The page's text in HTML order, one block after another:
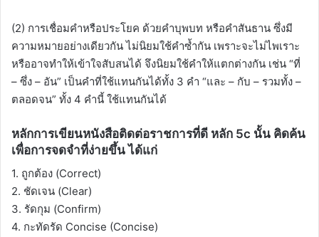
(2) การเชื่อมคำหรือประโยค ด้วยคำบุพบท หรือคำสันธาน ซึ่งมี
ความหมายอย่างเดียวกัน ไม่นิยมใช้คำซ้ำกัน เพราะจะไม่ไพเราะ
หรืออาจทำให้เข้าใจสับสนได้ จึงนิยมใช้คำให้แตกต่างกัน เช่น “ที่
– ซึ่ง – อัน” เป็นคำที่ใช้แทนกันได้ทั้ง 3 คำ “และ – กับ – รวมทั้ง –
ตลอดจน” ทั้ง 4 คำนี้ ใช้แทนกันได้
หลักการเขียนหนังสือติดต่อราชการที่ดี หลัก 5c นั้น คิดค้น
เพื่อการจดจำที่ง่ายขึ้น ได้แก่
1. ถูกต้อง (Correct)
2. ชัดเจน (Clear)
3. รัดกุม (Confirm)
4. กะทัดรัด Concise (Concise)